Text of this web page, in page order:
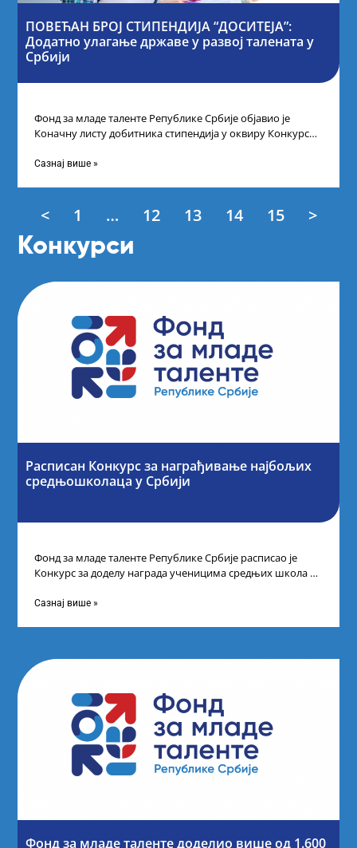
ПОВЕЋАН БРОЈ СТИПЕНДИЈА “ДОСИТЕЈА”:
Додатно улагање државе у развој талената у
Србији
Фонд за младе таленте Републике Србије објавио је
Коначну листу добитника стипендија у оквиру Конкурса
Сазнај више »
< 1 … 12 13 14 15 >
Конкурси
Расписан Конкурс за награђивање најбољих
средњошколаца у Србији
Фонд за младе таленте Републике Србије расписао је
Конкурс за доделу награда ученицима средњих школа за
Сазнај више »
Фонд за младе таленте доделио више од 1.600